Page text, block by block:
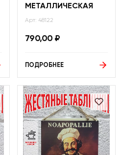
МЕТАЛЛИЧЕСКАЯ
Арт: 48122
790,00 ₽
ПОДРОБНЕЕ